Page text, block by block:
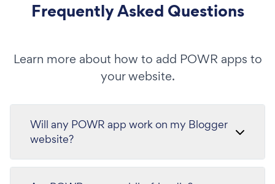
Frequently Asked Questions
Learn more about how to add POWR apps to
your website.
Will any POWR app work on my Blogger
website?